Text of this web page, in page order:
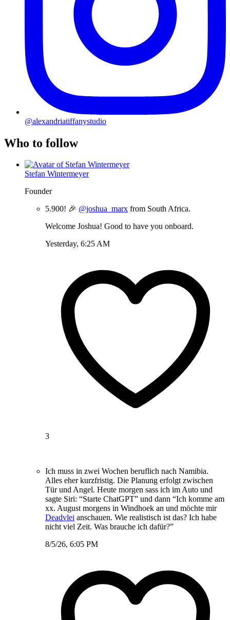
@alexandriatiffanystudio
Who to follow
Stefan Wintermeyer
Founder
5.900! 🎉 @joshua_marx from South Africa.
Welcome Joshua! Good to have you onboard.
Yesterday, 6:25 AM
3
Ich muss in zwei Wochen beruflich nach Namibia.
Alles eher kurzfristig. Die Planung erfolgt zwischen
Tür und Angel. Heute morgen sass ich im Auto und
sagte Siri: “Starte ChatGPT” und dann “Ich komme am
xx. August morgens in Windhoek an und möchte mir
Deadvlei anschauen. Wie realistisch ist das? Ich habe
nicht viel Zeit. Was brauche ich dafür?”
8/5/26, 6:05 PM